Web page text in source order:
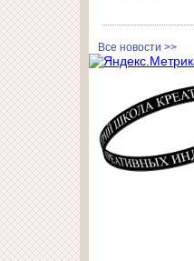
Все новости >>